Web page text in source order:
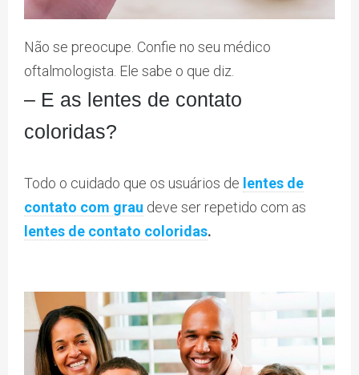
Não se preocupe. Confie no seu médico
oftalmologista. Ele sabe o que diz.
– E as lentes de contato
coloridas?
Todo o cuidado que os usuários de lentes de
contato com grau deve ser repetido com as
lentes de contato coloridas.